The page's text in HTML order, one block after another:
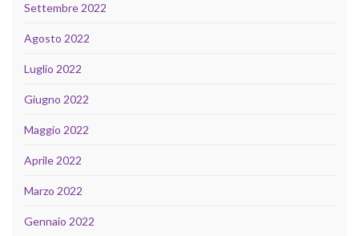
Settembre 2022
Agosto 2022
Luglio 2022
Giugno 2022
Maggio 2022
Aprile 2022
Marzo 2022
Gennaio 2022